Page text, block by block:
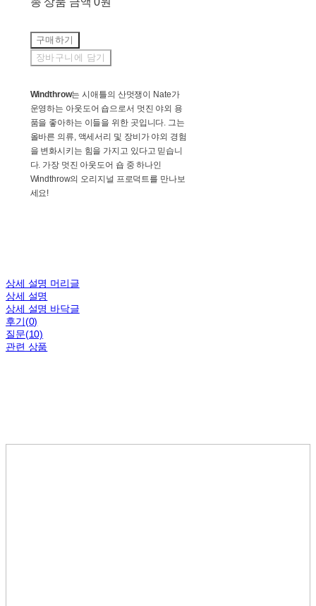
구매하기
장바구니에 담기
Windthrow는 시애틀의 산멋쟁이 Nate가
운영하는 아웃도어 숍으로서 멋진 야외 용
품을 좋아하는 이들을 위한 곳입니다. 그는
올바른 의류, 액세서리 및 장비가 야외 경험
을 변화시키는 힘을 가지고 있다고 믿습니
다. 가장 멋진 아웃도어 숍 중 하나인
Windthrow의 오리지널 프로덕트를 만나보
세요!
상세 설명 머리글
상세 설명
상세 설명 바닥글
후기(0)
질문(10)
관련 상품